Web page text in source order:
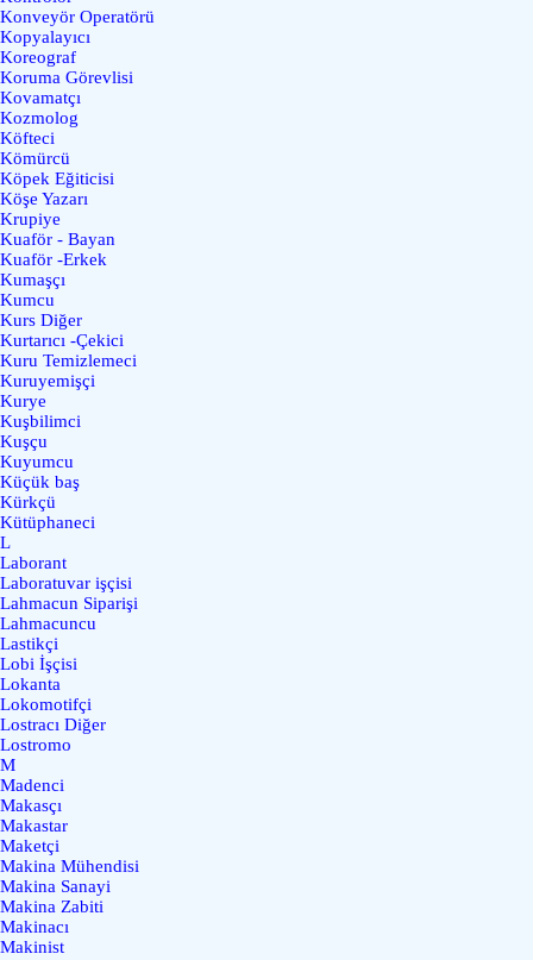
Konveyör Operatörü
Kopyalayıcı
Koreograf
Koruma Görevlisi
Kovamatçı
Kozmolog
Köfteci
Kömürcü
Köpek Eğiticisi
Köşe Yazarı
Krupiye
Kuaför - Bayan
Kuaför -Erkek
Kumaşçı
Kumcu
Kurs Diğer
Kurtarıcı -Çekici
Kuru Temizlemeci
Kuruyemişçi
Kurye
Kuşbilimci
Kuşçu
Kuyumcu
Küçük baş
Kürkçü
Kütüphaneci
L
Laborant
Laboratuvar işçisi
Lahmacun Siparişi
Lahmacuncu
Lastikçi
Lobi İşçisi
Lokanta
Lokomotifçi
Lostracı Diğer
Lostromo
M
Madenci
Makasçı
Makastar
Maketçi
Makina Mühendisi
Makina Sanayi
Makina Zabiti
Makinacı
Makinist